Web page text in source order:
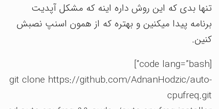
تنها بدی که این روش داره اینه که مشکل آپدیت
برنامه پیدا میکنین و بهتره که از همون اسنپ نصبش
کنین.
[code lang=”bash”]
git clone https://github.com/AdnanHodzic/auto-
cpufreq.git